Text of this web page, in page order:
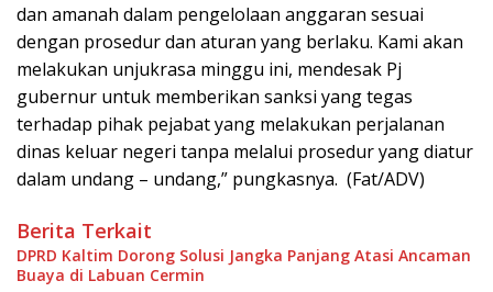
dan amanah dalam pengelolaan anggaran sesuai
dengan prosedur dan aturan yang berlaku. Kami akan
melakukan unjukrasa minggu ini, mendesak Pj
gubernur untuk memberikan sanksi yang tegas
terhadap pihak pejabat yang melakukan perjalanan
dinas keluar negeri tanpa melalui prosedur yang diatur
dalam undang – undang,” pungkasnya. (Fat/ADV)
Berita Terkait
DPRD Kaltim Dorong Solusi Jangka Panjang Atasi Ancaman
Buaya di Labuan Cermin